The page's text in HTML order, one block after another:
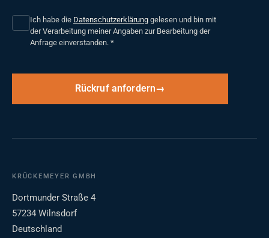
Ich habe die Datenschutzerklärung gelesen und bin mit
der Verarbeitung meiner Angaben zur Bearbeitung der
Anfrage einverstanden. *
Rückruf anfordern
KRÜCKEMEYER GMBH
Dortmunder Straße 4
57234 Wilnsdorf
Deutschland